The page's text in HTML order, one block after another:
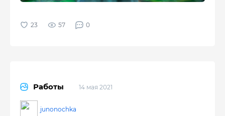
57 0
Работы 14 мая 2021
junonochka